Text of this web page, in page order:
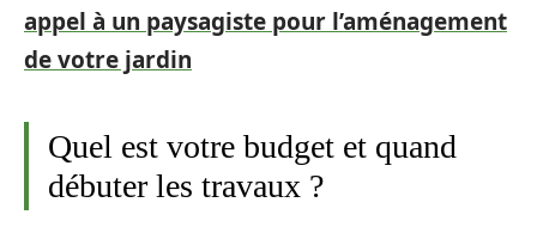
appel à un paysagiste pour l’aménagement
de votre jardin
Quel est votre budget et quand
débuter les travaux ?